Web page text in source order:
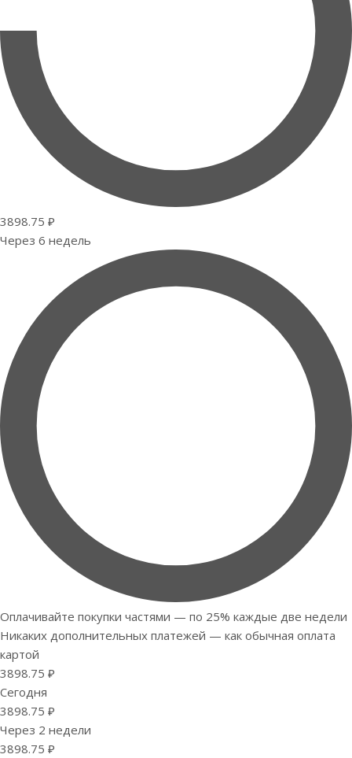
3898.75 ₽
Через 6 недель
Оплачивайте покупки частями — по 25% каждые две недели
Никаких дополнительных платежей — как обычная оплата
картой
3898.75 ₽
Сегодня
3898.75 ₽
Через 2 недели
3898.75 ₽